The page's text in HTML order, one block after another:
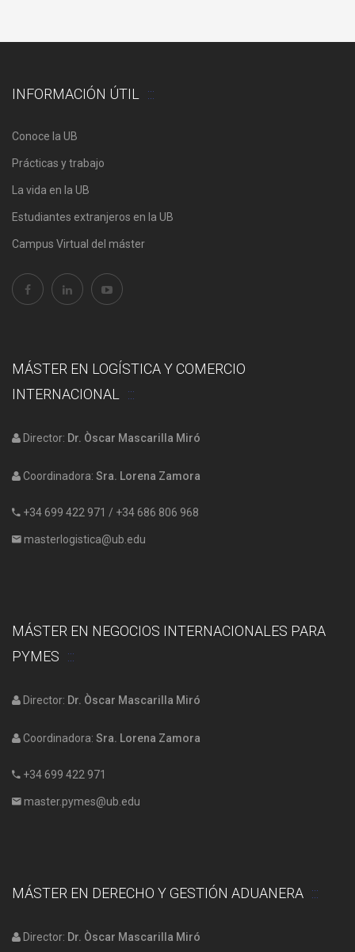
INFORMACIÓN ÚTIL
Conoce la UB
Prácticas y trabajo
La vida en la UB
Estudiantes extranjeros en la UB
Campus Virtual del máster
MÁSTER EN LOGÍSTICA Y COMERCIO
INTERNACIONAL
Director: Dr. Òscar Mascarilla Miró
Coordinadora: Sra. Lorena Zamora
+34 699 422 971 / +34 686 806 968
masterlogistica@ub.edu
MÁSTER EN NEGOCIOS INTERNACIONALES PARA
PYMES
Director: Dr. Òscar Mascarilla Miró
Coordinadora: Sra. Lorena Zamora
+34 699 422 971
master.pymes@ub.edu
MÁSTER EN DERECHO Y GESTIÓN ADUANERA
Director: Dr. Òscar Mascarilla Miró